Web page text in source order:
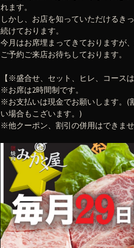
れます。
しかし、お店を知っていただけるき
続けております。
今月はお席埋まってきておりますが
ご予約ご来店お待ちしております。
【※盛合せ、セット、ヒレ、コースは
※お席は2時間制です。
※お支払いは現金でお願い
い場合もこざいます。)
※他クーポン、割引の併用はできませ